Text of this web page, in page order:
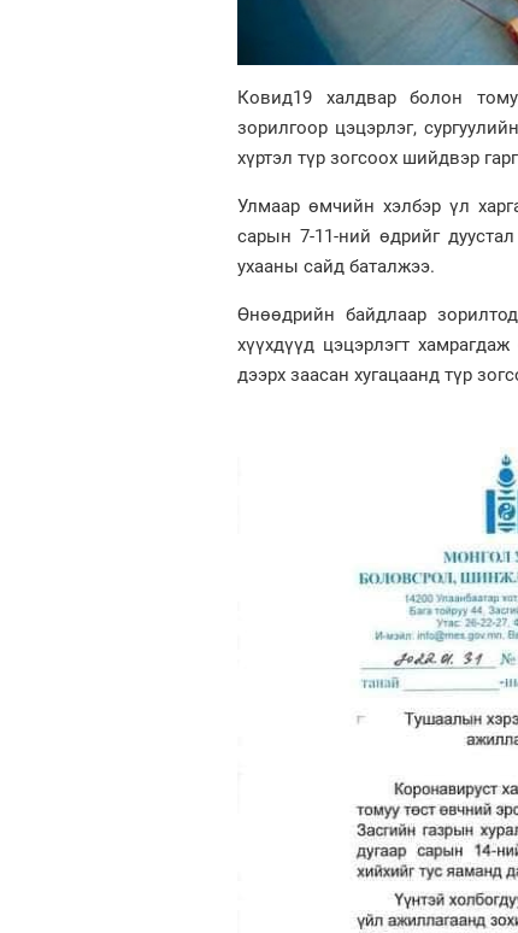
Ковид19 халдвар болон
зорилгоор цэцэрлэг,
хүртэл түр зогсоох шийдвэр
Улмаар өмчийн хэлбэр үл
сарын 7-11-ний өдрийг
ухааны сайд баталжээ.
Өнөөдрийн байдлаар
хүүхдүүд цэцэрлэгт
дээрх заасан хугацаанд түр